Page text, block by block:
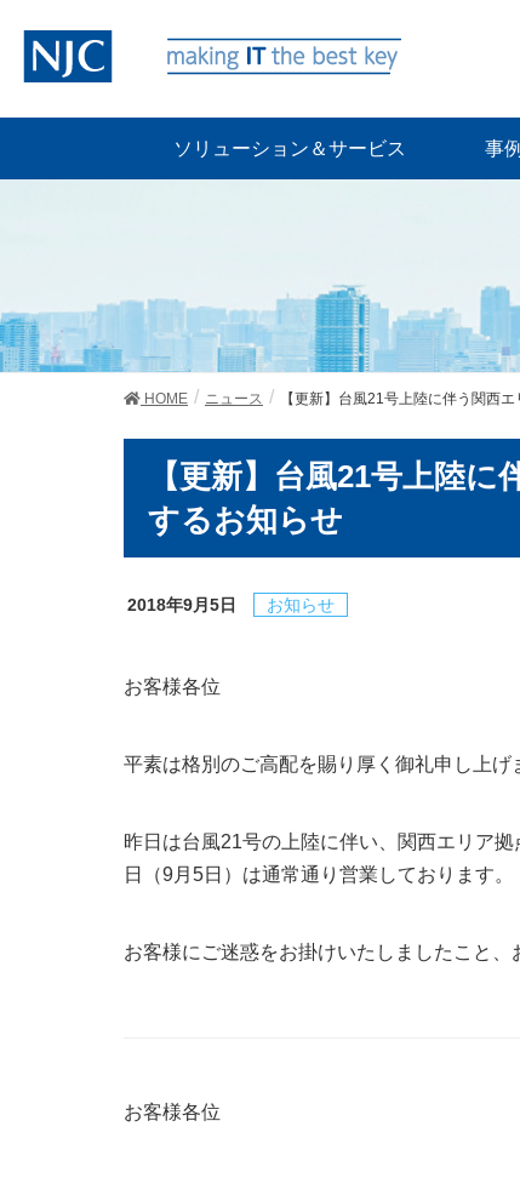
ソリューション＆サービス 事
HOME ニュース 【更新】台風21号上陸に伴う関西エ
【更新】台風21号上陸
するお知らせ
2018年9月5日 お知らせ
お客様各位
平素は格別のご高配を賜り厚く御礼申し上げ
昨日は台風21号の上陸に伴い、関西エリア
日（9月5日）は通常通り営業しております。
お客様にご迷惑をお掛けいたしましたこと、
お客様各位